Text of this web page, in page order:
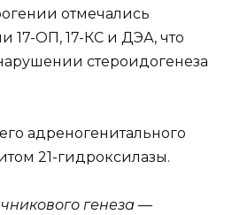
отмечались
17-ОП, 17-КС и ДЭА, что
стероидогенеза
адреногенитального
21-гидроксилазы.
генеза —